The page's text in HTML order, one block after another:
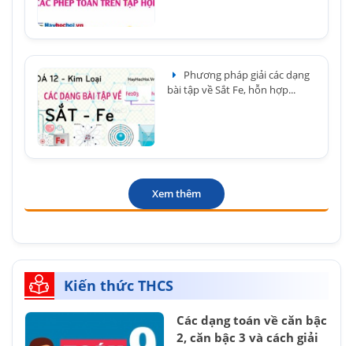
Phương pháp giải các dạng
bài tập về Sắt Fe, hỗn hợp...
Xem thêm
Kiến thức THCS
Các dạng toán về căn bậc
2, căn bậc 3 và cách giải